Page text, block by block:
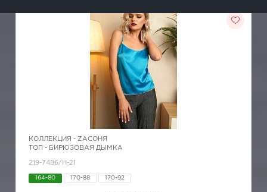
КОЛЛЕКЦИЯ - ZAСОНЯ
ТОП - БИРЮЗОВАЯ ДЫМКА
219-7486/Н-21
164-80 170-88 170-92